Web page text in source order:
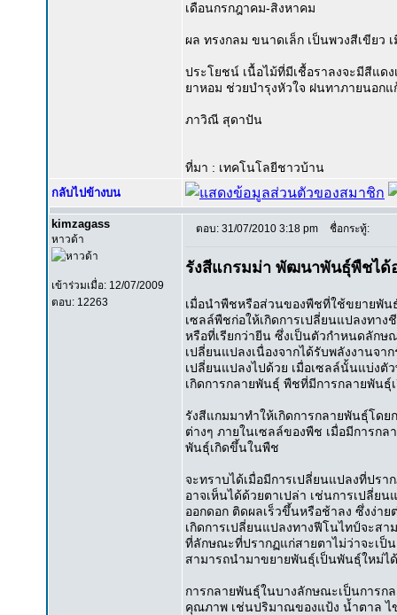
เดือนกรกฎาคม-สิงหาคม
ผล ทรงกลม ขนาดเล็ก เป็นพวงสีเขียว
ประโยชน์ เนื้อไม้ที่มีเชื้อราลงจะมีสีแด
ยาหอม ช่วยบำรุงหัวใจ ฝนทาภายนอก
ภาวิณี สุดาปัน
ที่มา : เทคโนโลยีชาวบ้าน
กลับไปข้างบน
kimzagass
หาวด้า
เข้าร่วมเมื่อ: 12/07/2009
ตอบ: 12263
ตอบ: 31/07/2010 3:18 pm ชื่อกระทู้:
รังสีแกรมม่า พัฒนาพันธุ์พืชได้
เมื่อนำพืชหรือส่วนของพืชที่ใช้ขยายพัน
เซลล์พืชก่อให้เกิดการเปลี่ยนแปลงทา
หรือที่เรียกว่ายีน ซึ่งเป็นตัวกำหนดลัก
เปลี่ยนแปลงเนื่องจากได้รับพลังงานจ
เปลี่ยนแปลงไปด้วย เมื่อเซลล์นั้นแบ่ง
เกิดการกลายพันธุ์ พืชที่มีการกลายพัน
รังสีแกมมาทำให้เกิดการกลายพันธุ์โด
ต่างๆ ภายในเซลล์ของพืช เมื่อมีการก
พันธุ์เกิดขึ้นในพืช
จะทราบได้เมื่อมีการเปลี่ยนแปลงที่ปร
อาจเห็นได้ด้วยตาเปล่า เช่นการเปลี่ย
ออกดอก ติดผลเร็วขึ้นหรือช้าลง ซึ่งง่า
เกิดการเปลี่ยนแปลงทางฟีโนไทป์จะส
ที่ลักษณะที่ปรากฏแก่สายตาไม่ว่าจะเป็
สามารถนำมาขยายพันธุ์เป็นพันธุ์ใหม่ไ
การกลายพันธุ์ในบางลักษณะเป็นการก
คุณภาพ เช่นปริมาณของแป้ง น้ำตาล ไ